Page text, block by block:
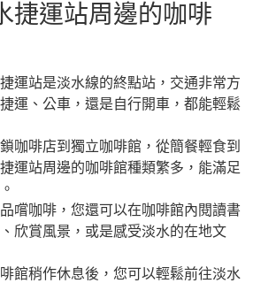
捷運站周邊的咖啡
運站是淡水線的終點站，交通非常方
運、公車，還是自行開車，都能輕鬆
咖啡店到獨立咖啡館，從簡餐輕食到
運站周邊的咖啡館種類繁多，能滿足
嚐咖啡，您還可以在咖啡館內閱讀書
欣賞風景，或是感受淡水的在地文
館稍作休息後，您可以輕鬆前往淡水